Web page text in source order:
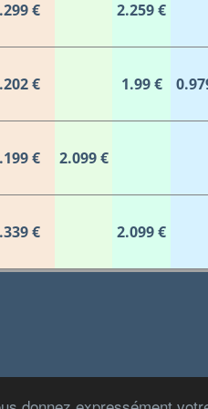
€ 2.259 €
€ 1.99 €
€ 2.099 €
€ 2.099 €